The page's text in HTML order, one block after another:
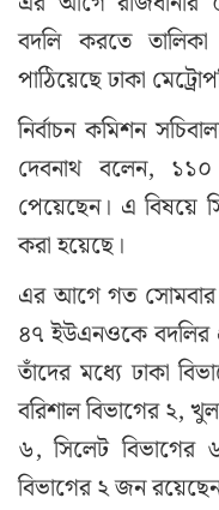
বদলি করতে তালিকা
পাঠিয়েছে ঢাকা
নির্বাচন কমিশন
দেবনাথ বলেন, ১১০
পেয়েছেন। এ বিষয়ে
করা হয়েছে।
এর আগে গত সোমবার
৪৭ ইউএনওকে বদলির
তাঁদের মধ্যে ঢাকা
বরিশাল বিভাগের ২,
৬, সিলেট বিভাগের
বিভাগের ২ জন